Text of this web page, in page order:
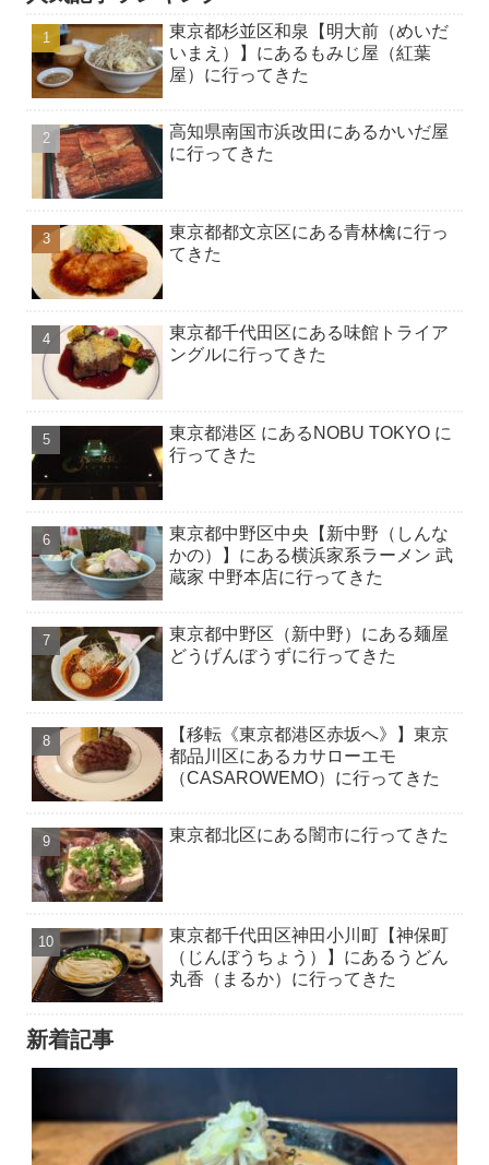
東京都杉並区和泉【明大前（めいだ
いまえ）】にあるもみじ屋（紅葉
屋）に行ってきた
高知県南国市浜改田にあるかいだ屋
に行ってきた
東京都都文京区にある青林檎に行っ
てきた
東京都千代田区にある味館トライア
ングルに行ってきた
東京都港区 にあるNOBU TOKYO に
行ってきた
東京都中野区中央【新中野（しんな
かの）】にある横浜家系ラーメン 武
蔵家 中野本店に行ってきた
東京都中野区（新中野）にある麺屋
どうげんぼうずに行ってきた
【移転《東京都港区赤坂へ》】東京
都品川区にあるカサローエモ
（CASAROWEMO）に行ってきた
東京都北区にある闇市に行ってきた
東京都千代田区神田小川町【神保町
（じんぼうちょう）】にあるうどん
丸香（まるか）に行ってきた
新着記事